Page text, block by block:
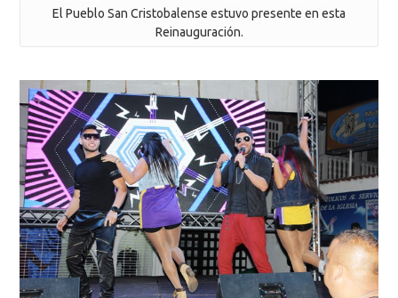
El Pueblo San Cristobalense estuvo presente en esta
Reinauguración.